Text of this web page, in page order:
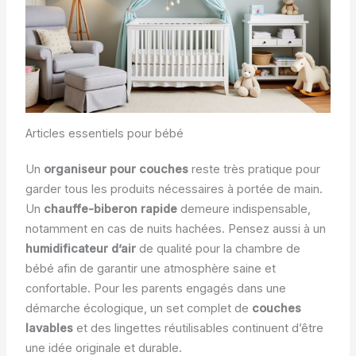
Articles essentiels pour bébé
Un organiseur pour couchesreste très pratique pour
garder tous les produits nécessaires à portée de main.
Un chauffe-biberon rapidedemeure indispensable,
notamment en cas de nuits hachées. Pensez aussi à un
humidificateur d’airde qualité pour la chambre de
bébé afin de garantir une atmosphère saine et
confortable. Pour les parents engagés dans une
démarche écologique, un set complet de couches
lavableset des lingettes réutilisables continuent d’être
une idée originale et durable.